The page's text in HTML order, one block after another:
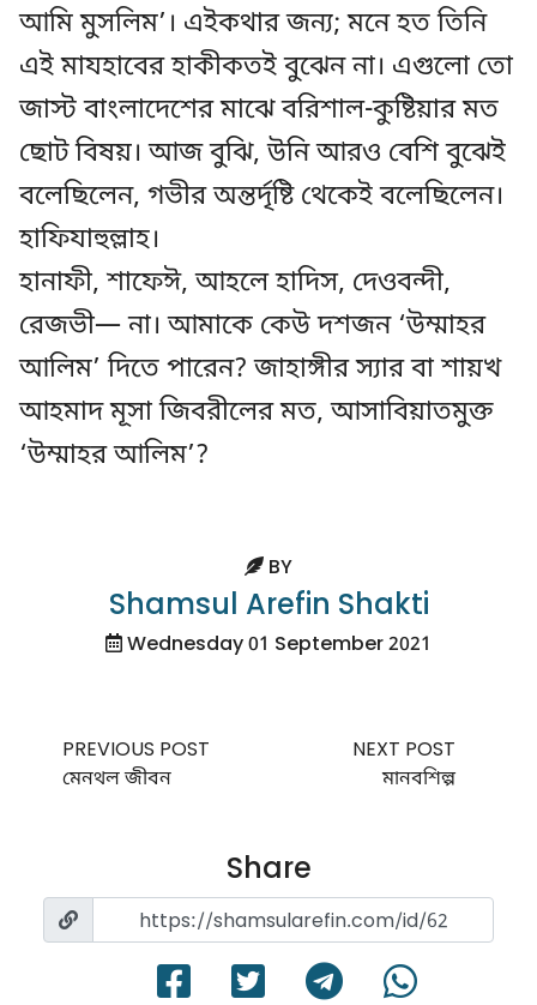
আমি মুসলিম’। এইকথার জন্য; মনে হত তিনি
এই মাযহাবের হাকীকতই বুঝেন না। এগুলো তো
জাস্ট বাংলাদেশের মাঝে বরিশাল-কুষ্টিয়ার মত
ছোট বিষয়। আজ বুঝি, উনি আরও বেশি বুঝেই
বলেছিলেন, গভীর অন্তর্দৃষ্টি থেকেই বলেছিলেন।
হাফিযাহুল্লাহ।
হানাফী, শাফেঈ, আহলে হাদিস, দেওবন্দী,
রেজভী— না। আমাকে কেউ দশজন ‘উম্মাহর
আলিম’ দিতে পারেন? জাহাঙ্গীর স্যার বা শায়খ
আহমাদ মূসা জিবরীলের মত, আসাবিয়াতমুক্ত
‘উম্মাহর আলিম’?
BY
Shamsul Arefin Shakti
Wednesday 01 September 2021
PREVIOUS POST
মেনথল জীবন
NEXT POST
মানবশিল্প
Share